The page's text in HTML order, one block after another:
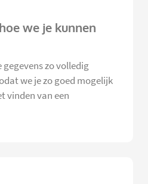
we je kunnen
zo volledig
we je zo goed mogelijk
vinden van een